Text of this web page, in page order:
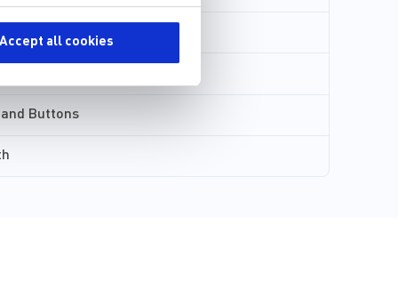
Accept all cookies
Buttons